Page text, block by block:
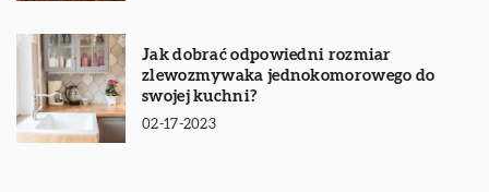
Jak dobrać odpowiedni rozmiar
zlewozmywaka jednokomorowego do
swojej kuchni?
02-17-2023